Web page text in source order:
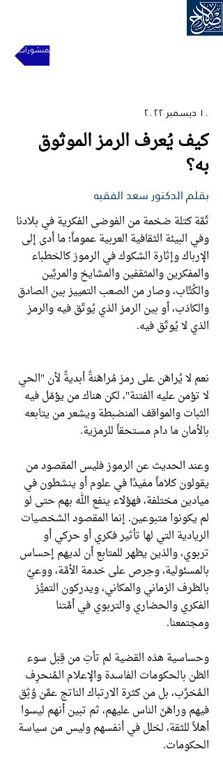
للعودة إلى المنشورات
١٠ ديسمبر ٢٠٢٢
كيف يُعرف الرمز الموثوق
به؟
بقلم الدكتور سعد الفقيه
ثَمَّة كتلة ضخمة من الفوضى الفكرية في بلادنا
وفي البيئة الثقافية العربية عموماً؛ ما أدى إلى
الإرباك وإثارة الشكوك في الرموز كالخطباء
والمفكرين والمثقفين والمشايخ والمربِّين
والكُتَّاب، وصار من الصعب التمييز بين الصادق
والكاذب، أو بين الرمز الذي يُوثَق فيه والرمز
الذي لا يُوثَق فيه.
نعم لا يُراهَن على رمز مُراهَنةً أبديةً لأن "الحي
لا تؤمن عليه الفتنة"، لكن هناك من يؤمّل فيه
الثبات والمواقف المنضبطة ويشعر من يتابعه
بالأمان ما دام مستحقاً للرمزية.
وعند الحديث عن الرموز فليس المقصود من
يقولون كلاماً مفيدًا في علوم أو ينشطون في
ميادين مختلفة، فهؤلاء ينفع الله بهم حتى لو
لم يكونوا متبوعين. إنما المقصود الشخصيات
الريادية التي لها تأثير فكري أو حركي أو
تربوي، والذين يظهر للمتابع أن لديهم إحساس
بالمسئولية، وحِرص على خدمة الأمَّة، ووعيٌ
بالظرف الزماني والمكاني، ويدركون التميُّز
الفكري والحضاري والتربوي في أمَّتنا
ومجتمعنا.
وحساسية هذه القضية لم تأتِ من قِبَل سوء
الظن بالحكومات الفاسدة والإعلام الـمُنحرِف
الـمُخرِّب، بل من كثرة الارتباك الناتج عمَّن وُثِق
فيهم وراهَنَ الناس عليهم، ثم تبين أنهم ليسوا
أهلاً للثقة، لخلل في أنفسهم وليس من سياسة
الحكومات.